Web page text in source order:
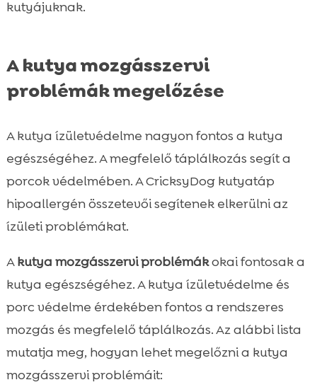
kutyájuknak.
A kutya mozgásszervi
problémák megelőzése
A kutya ízületvédelme nagyon fontos a kutya
egészségéhez. A megfelelő táplálkozás segít a
porcok védelmében. A CricksyDog kutyatáp
hipoallergén összetevői segítenek elkerülni az
ízületi problémákat.
Akutya mozgásszervi problémákokai fontosak a
kutya egészségéhez. A kutya ízületvédelme és
porc védelme érdekében fontos a rendszeres
mozgás és megfelelő táplálkozás. Az alábbi lista
mutatja meg, hogyan lehet megelőzni a kutya
mozgásszervi problémáit: